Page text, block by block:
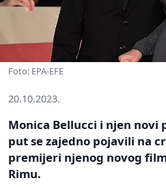
Foto: EPA-EFE
20.10.2023.
Monica Bellucci i njen
put se zajedno pojavili na
premijeri njenog novog
Rimu.